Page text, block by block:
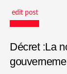
edit post
Décret :La